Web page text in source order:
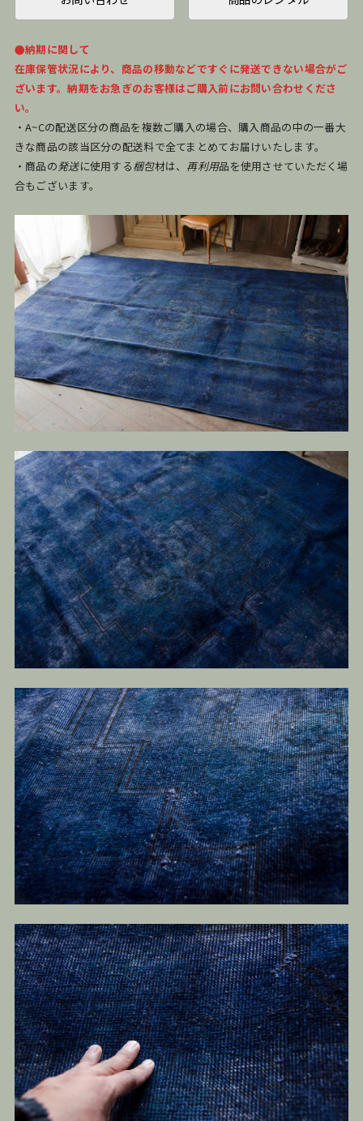
●納期に関して
在庫保管状況により、商品の移動などですぐに発送できない場合がご
ざいます。納期をお急ぎのお客様はご購入前にお問い合わせくださ
い。
・A~Cの配送区分の商品を複数ご購入の場合、購入商品の中の一番大
きな商品の該当区分の配送料で全てまとめてお届けいたします。
・商品の発送に使用する梱包材は、 再利用品を使用させていただく場
合もございます。